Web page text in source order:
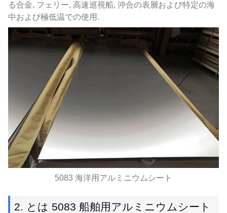
る合金, フェリー, 高速巡視船, 沖合の表層および特定の海
中および極低温での使用.
5083 海洋用アルミニウムシート
2. とは 5083 船舶用アルミニウムシート